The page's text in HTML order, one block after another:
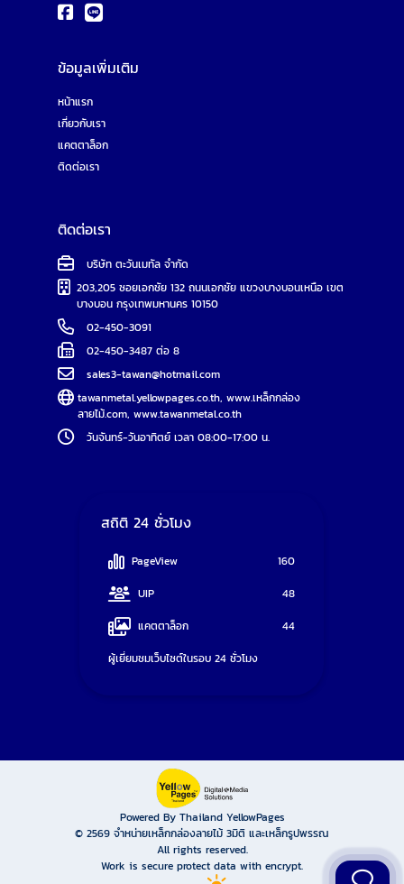
ข้อมูลเพิ่มเติม
หน้าแรก
เกี่ยวกับเรา
แคตตาล็อก
ติดต่อเรา
ติดต่อเรา
บริษัท ตะวันเมทัล จำกัด
203,205 ซอยเอกชัย 132 ถนนเอกชัย แขวงบางบอนเหนือ เขต
บางบอน กรุงเทพมหานคร 10150
02-450-3091
02-450-3487 ต่อ 8
sales3-tawan@hotmail.com
tawanmetal.yellowpages.co.th,www.เหล็กกล่อง
ลายไม้.com,www.tawanmetal.co.th
วันจันทร์-วันอาทิตย์ เวลา 08:00-17:00 น.
สถิติ 24 ชั่วโมง
PageView
160
UIP
48
แคตตาล็อก
44
ผู้เยี่ยมชมเว็บไซต์ในรอบ 24 ชั่วโมง
Powered By Thailand YellowPages
© 2569 จำหน่ายเหล็กกล่องลายไม้ 3มิติ และเหล็กรูปพรรณ
All rights reserved.
Work is secure protect data with encrypt.